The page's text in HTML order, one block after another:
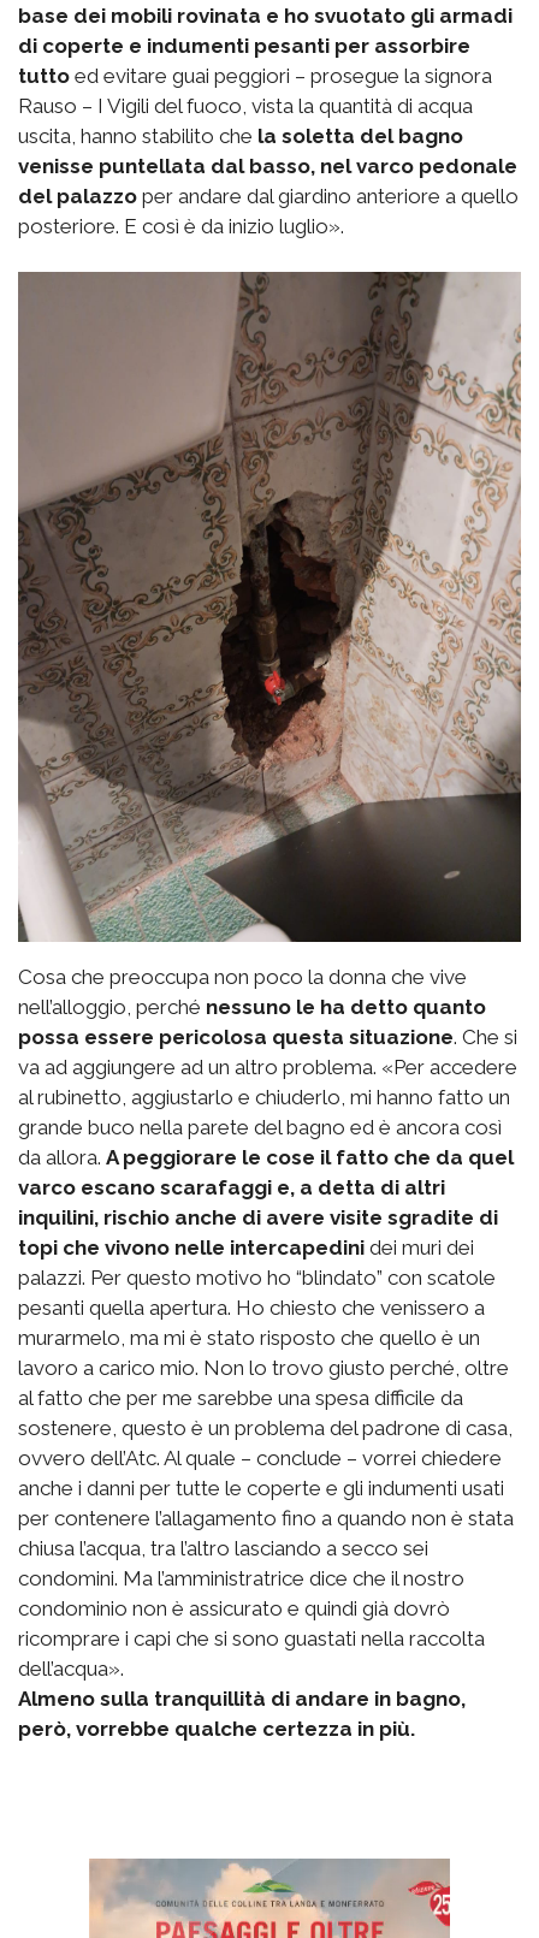
base dei mobili rovinata e ho svuotato gli armadi
di coperte e indumenti pesanti per assorbire
tutto ed evitare guai peggiori – prosegue la signora
Rauso – I Vigili del fuoco, vista la quantità di acqua
uscita, hanno stabilito che la soletta del bagno
venisse puntellata dal basso, nel varco pedonale
del palazzo per andare dal giardino anteriore a quello
posteriore. E così è da inizio luglio».
Cosa che preoccupa non poco la donna che vive
nell’alloggio, perché nessuno le ha detto quanto
possa essere pericolosa questa situazione. Che si
va ad aggiungere ad un altro problema. «Per accedere
al rubinetto, aggiustarlo e chiuderlo, mi hanno fatto un
grande buco nella parete del bagno ed è ancora così
da allora. A peggiorare le cose il fatto che da quel
varco escano scarafaggi e, a detta di altri
inquilini, rischio anche di avere visite sgradite di
topi che vivono nelle intercapedini dei muri dei
palazzi. Per questo motivo ho “blindato” con scatole
pesanti quella apertura. Ho chiesto che venissero a
murarmelo, ma mi è stato risposto che quello è un
lavoro a carico mio. Non lo trovo giusto perché, oltre
al fatto che per me sarebbe una spesa difficile da
sostenere, questo è un problema del padrone di casa,
ovvero dell’Atc. Al quale – conclude – vorrei chiedere
anche i danni per tutte le coperte e gli indumenti usati
per contenere l’allagamento fino a quando non è stata
chiusa l’acqua, tra l’altro lasciando a secco sei
condomini. Ma l’amministratrice dice che il nostro
condominio non è assicurato e quindi già dovrò
ricomprare i capi che si sono guastati nella raccolta
dell’acqua».
Almeno sulla tranquillità di andare in bagno,
però, vorrebbe qualche certezza in più.